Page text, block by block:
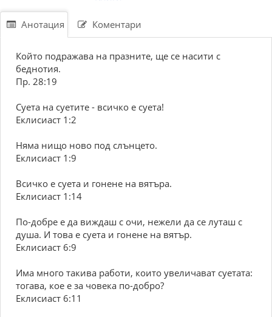
Анотация Коментари
Който подражава на празните, ще се насити с
беднотия.
Пр. 28:19
Суета на суетите - всичко е суета!
Еклисиаст 1:2
Няма нищо ново под слънцето.
Еклисиаст 1:9
Всичко е суета и гонене на вятъра.
Еклисиаст 1:14
По-добре е да виждаш с очи, нежели да се луташ с
душа. И това е суета и гонене на вятър.
Еклисиаст 6:9
Има много такива работи, които увеличават суетата:
тогава, кое е за човека по-добро?
Еклисиаст 6:11